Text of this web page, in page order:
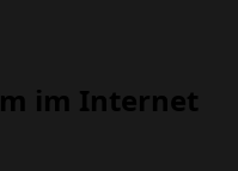
im Internet